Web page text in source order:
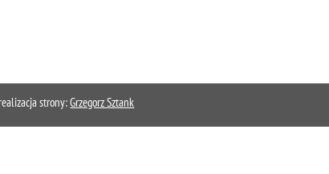
realizacja strony:Grzegorz Sztank